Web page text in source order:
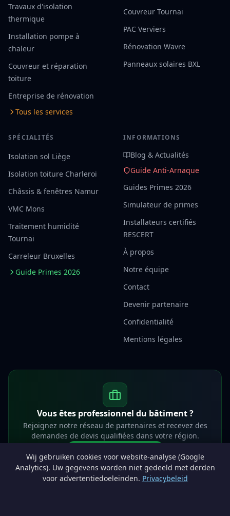
Wij gebruiken cookies voor website-analyse (Google
Analytics). Uw gegevens worden niet gedeeld met derden
voor advertentiedoeleinden. Privacybeleid
Travaux d'isolation
thermique
Installation pompe à
chaleur
Couvreur et réparation
toiture
Entreprise de rénovation
Tous les services
Couvreur Tournai
PAC Verviers
Rénovation Wavre
Panneaux solaires BXL
SPÉCIALITÉS
Isolation sol Liège
Isolation toiture Charleroi
Châssis & fenêtres Namur
VMC Mons
Traitement humidité
Tournai
Carreleur Bruxelles
Guide Primes 2026
INFORMATIONS
Blog & Actualités
Guide Anti-Arnaque
Guides Primes 2026
Simulateur de primes
Installateurs certifiés
RESCERT
À propos
Notre équipe
Contact
Devenir partenaire
Confidentialité
Mentions légales
Vous êtes professionnel du bâtiment ?
Rejoignez notre réseau de partenaires et recevez des
demandes de devis qualifiées dans votre région.
info@lesprosdemaville.be